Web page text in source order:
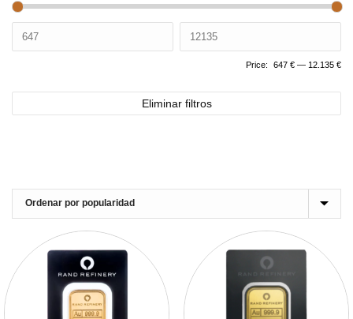
Price: 647 € — 12.135 €
Eliminar filtros